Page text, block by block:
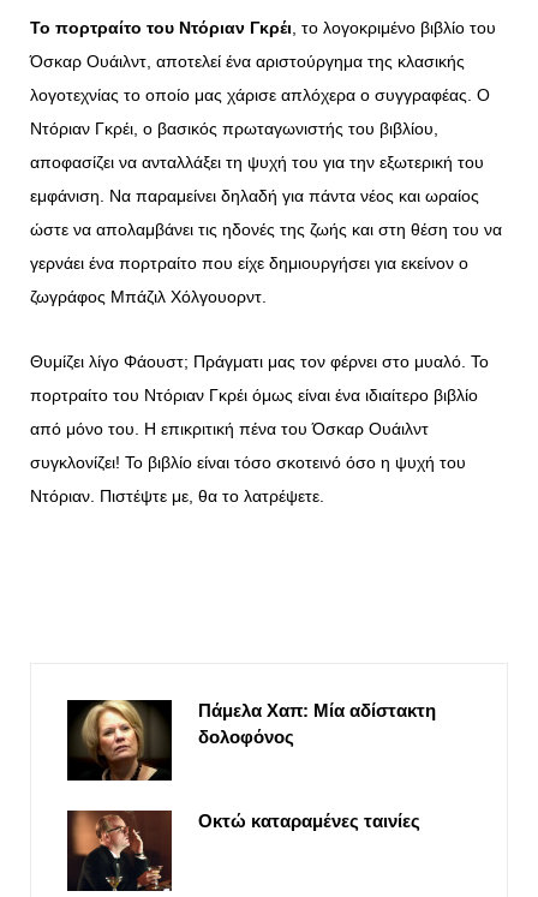
Το πορτραίτο του Ντόριαν Γκρέι , το λογοκριμένο βιβλίο του
Όσκαρ Ουάιλντ, αποτελεί ένα αριστούργημα της κλασικής
λογοτεχνίας το οποίο μας χάρισε απλόχερα ο συγγραφέας. Ο
Ντόριαν Γκρέι, ο βασικός πρωταγωνιστής του βιβλίου,
αποφασίζει να ανταλλάξει τη ψυχή του για την εξωτερική του
εμφάνιση. Να παραμείνει δηλαδή για πάντα νέος και ωραίος
ώστε να απολαμβάνει τις ηδονές της ζωής και στη θέση του να
γερνάει ένα πορτραίτο που είχε δημιουργήσει για εκείνον ο
ζωγράφος Μπάζιλ Χόλγουορντ.
Θυμίζει λίγο Φάουστ; Πράγματι μας τον φέρνει στο μυαλό. Το
πορτραίτο του Ντόριαν Γκρέι όμως είναι ένα ιδιαίτερο βιβλίο
από μόνο του. Η επικριτική πένα του Όσκαρ Ουάιλντ
συγκλονίζει! Το βιβλίο είναι τόσο σκοτεινό όσο η ψυχή του
Ντόριαν. Πιστέψτε με, θα το λατρέψετε.
Πάμελα Χαπ: Μία αδίστακτη
δολοφόνος
Οκτώ καταραμένες ταινίες